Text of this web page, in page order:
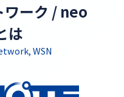
ワーク / neo
は
WSN